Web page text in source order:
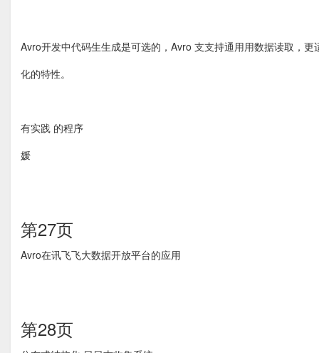
Avro开发中代码⽣生成是可选的，Avro ⽀支持通⽤用数据读取，更
化的特性。
有实践 的程序
媛
第27页
Avro在讯⻜飞大数据开放平台的应用
第28页